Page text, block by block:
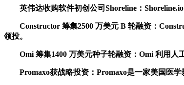
英伟达收购软件初创公司Shoreline：Shoreline.io
Constructor 筹集2500 万美元 B 轮融资：
领投。
Omi 筹集1400 万美元种子轮融资：Omi 利用人
Promaxo获战略投资：Promaxo是一家美国医学